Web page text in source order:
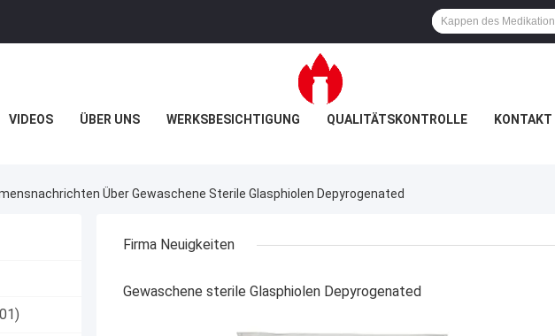
VIDEOS ÜBER UNS WERKSBESICHTIGUNG QUALITÄTSKONTROLLE
Über Gewaschene Sterile Glasphiolen Depyrogenated
Firma Neuigkeiten
Gewaschene sterile Glasphiolen Depyrogenated